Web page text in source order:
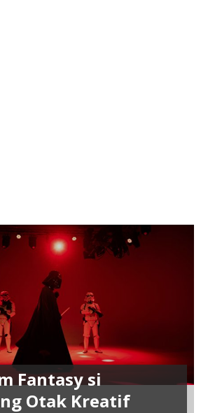
Fantasy si
Otak Kreatif